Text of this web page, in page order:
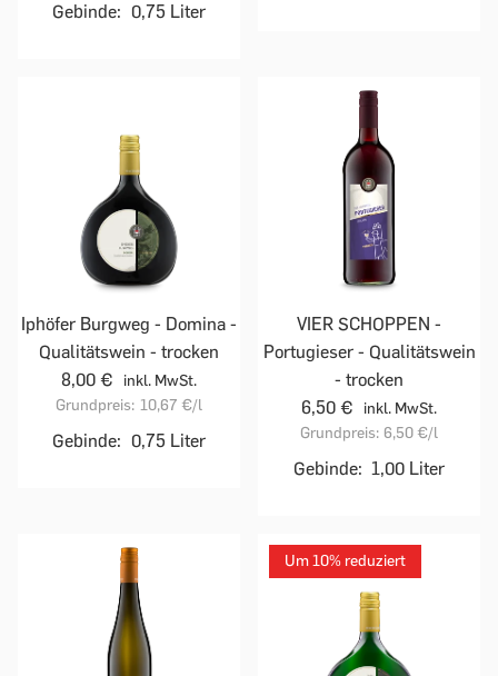
Gebinde: 0,75 Liter
Iphöfer Burgweg - Domina -
Qualitätswein - trocken
8,00 €
inkl. MwSt.
Grundpreis: 10,67 €/l
Gebinde: 0,75 Liter
VIER SCHOPPEN -
Portugieser - Qualitätswein
- trocken
6,50 €
inkl. MwSt.
Grundpreis: 6,50 €/l
Gebinde: 1,00 Liter
Um 10% reduziert